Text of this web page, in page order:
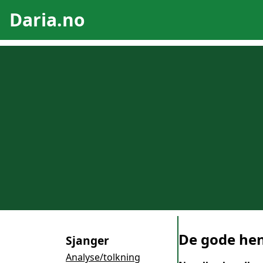
Daria.no
Sjanger
Analyse/tolkning
De gode